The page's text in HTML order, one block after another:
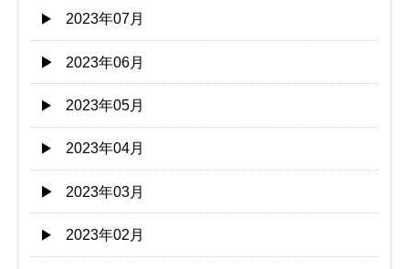
2023年07月
2023年06月
2023年05月
2023年04月
2023年03月
2023年02月